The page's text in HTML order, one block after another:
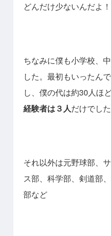
どんだけ少ないんだよ
ちなみに僕も小学校、
した。 最初もいったん
し、僕の代は約30人ほ
経験者は３人だけでした
それ以外は元野球部、
ス部、科学部、剣道部
部など